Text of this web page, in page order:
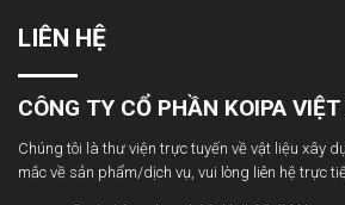
LIÊN HỆ
CÔNG TY CỔ PHẦN KOIPA
Chúng tôi là thư viện trực tuyến về vật liệu xây
mắc về sản phẩm/dịch vụ, vui lòng liên hệ trực